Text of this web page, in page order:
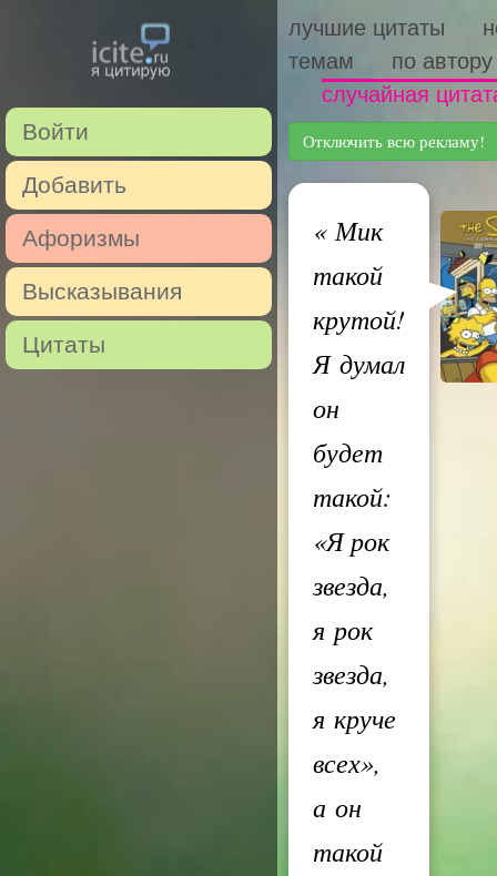
Войти
Добавить
Афоризмы
Высказывания
Цитаты
лучшие цитаты
темам
по автору
случайная
Отключить всю рекламу!
«Мик
такой
крутой!
Я думал
он
будет
такой:
«Я рок
звезда,
я рок
звезда,
я круче
всех»,
а он
такой